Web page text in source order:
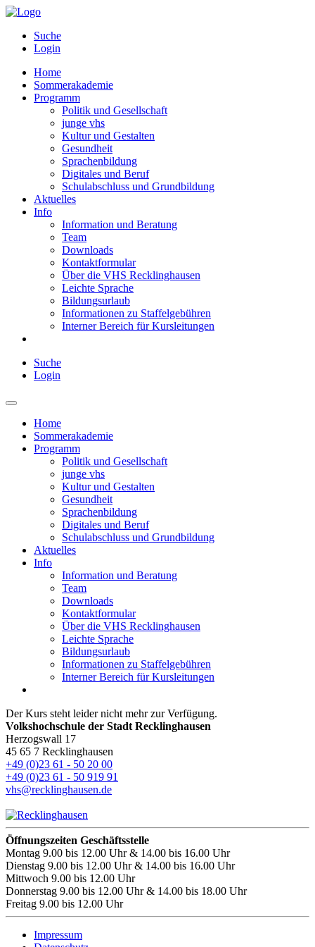
Suche
Login
Home
Sommerakademie
Programm
Politik und Gesellschaft
junge vhs
Kultur und Gestalten
Gesundheit
Sprachenbildung
Digitales und Beruf
Schulabschluss und Grundbildung
Aktuelles
Info
Information und Beratung
Team
Downloads
Kontaktformular
Über die VHS Recklinghausen
Leichte Sprache
Bildungsurlaub
Informationen zu Staffelgebühren
Interner Bereich für Kursleitungen
Suche
Login
Home
Sommerakademie
Programm
Politik und Gesellschaft
junge vhs
Kultur und Gestalten
Gesundheit
Sprachenbildung
Digitales und Beruf
Schulabschluss und Grundbildung
Aktuelles
Info
Information und Beratung
Team
Downloads
Kontaktformular
Über die VHS Recklinghausen
Leichte Sprache
Bildungsurlaub
Informationen zu Staffelgebühren
Interner Bereich für Kursleitungen
Der Kurs steht leider nicht mehr zur Verfügung.
Volkshochschule der Stadt Recklinghausen
Herzogswall 17
45 65 7 Recklinghausen
+49 (0)23 61 - 50 20 00
+49 (0)23 61 - 50 919 91
vhs@recklinghausen.de
Öffnungszeiten Geschäftsstelle
Montag 9.00 bis 12.00 Uhr & 14.00 bis 16.00 Uhr
Dienstag 9.00 bis 12.00 Uhr & 14.00 bis 16.00 Uhr
Mittwoch 9.00 bis 12.00 Uhr
Donnerstag 9.00 bis 12.00 Uhr & 14.00 bis 18.00 Uhr
Freitag 9.00 bis 12.00 Uhr
Impressum